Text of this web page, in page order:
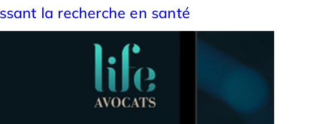
la recherche en santé